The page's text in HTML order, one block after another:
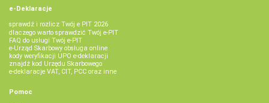
e-Deklaracje
sprawdź i rozlicz Twój e PIT 2026
dlaczego warto sprawdzić Twój e-PIT
FAQ do usługi Twój e-PIT
e-Urząd Skarbowy obsługa online
kody weryfikacji UPO e-deklaracji
znajdź kod Urzędu Skarbowego
e-deklaracje VAT, CIT, PCC oraz inne
Pomoc